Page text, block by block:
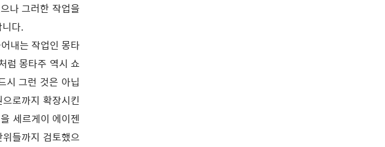
나 그러한 작업을
다.
내는 작업인 몽타
럼 몽타주 역시 쇼
시 그런 것은 아닙
로까지 확장시킨
세르게이 에이젠
들까지 검토했으